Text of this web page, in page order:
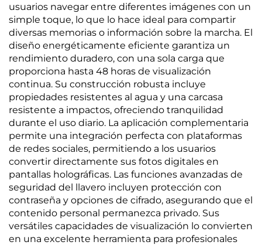
usuarios navegar entre diferentes imágenes con un
simple toque, lo que lo hace ideal para compartir
diversas memorias o información sobre la marcha. El
diseño energéticamente eficiente garantiza un
rendimiento duradero, con una sola carga que
proporciona hasta 48 horas de visualización
continua. Su construcción robusta incluye
propiedades resistentes al agua y una carcasa
resistente a impactos, ofreciendo tranquilidad
durante el uso diario. La aplicación complementaria
permite una integración perfecta con plataformas
de redes sociales, permitiendo a los usuarios
convertir directamente sus fotos digitales en
pantallas holográficas. Las funciones avanzadas de
seguridad del llavero incluyen protección con
contraseña y opciones de cifrado, asegurando que el
contenido personal permanezca privado. Sus
versátiles capacidades de visualización lo convierten
en una excelente herramienta para profesionales